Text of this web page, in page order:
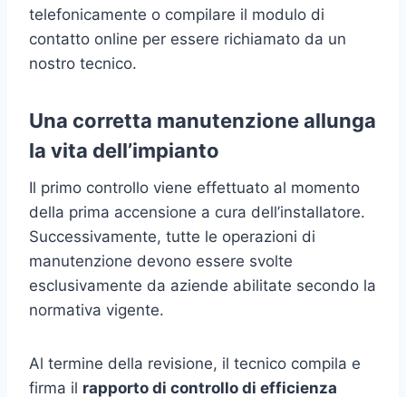
telefonicamente o compilare il modulo di
contatto online per essere richiamato da un
nostro tecnico.
Una corretta manutenzione allunga
la vita dell’impianto
Il primo controllo viene effettuato al momento
della prima accensione a cura dell’installatore.
Successivamente, tutte le operazioni di
manutenzione devono essere svolte
esclusivamente da aziende abilitate secondo la
normativa vigente.
Al termine della revisione, il tecnico compila e
firma il rapporto di controllo di efficienza